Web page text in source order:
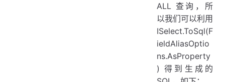
ALL 查询，所
以我们可以利用
ISelect.ToSql(F
ieldAliasOptio
ns.AsProperty
) 得到生成的